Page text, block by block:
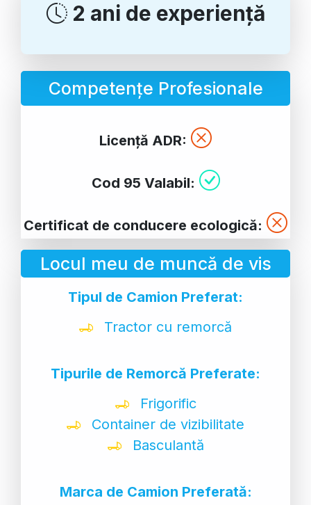
2 ani de experiență
Competențe Profesionale
Licență ADR:
Cod 95 Valabil:
Certificat de conducere ecologică:
Locul meu de muncă de vis
Tipul de Camion Preferat:
Tractor cu remorcă
Tipurile de Remorcă Preferate:
Frigorific
Container de vizibilitate
Basculantă
Marca de Camion Preferată: